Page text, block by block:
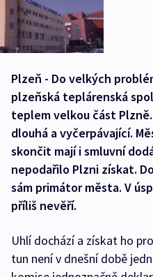
Plzeň - Do velkých
plzeňská teplárenská
teplem velkou část
dlouhá a vyčerpávající.
skončit mají i smluvní
nepodařilo Plzni získat.
sám primátor města. V
příliš nevěří.
Uhlí dochází a získat ho
tun není v dnešní době